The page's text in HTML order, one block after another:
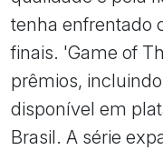
tenha enfrentado
finais. 'Game of
prêmios,
disponível em
Brasil. A série